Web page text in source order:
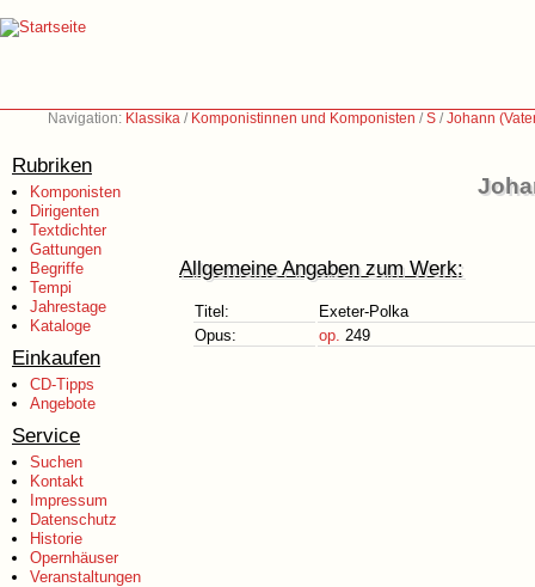
Navigation: Klassika / Komponistinnen und Komponisten /S /Johann
Rubriken
Komponisten
Dirigenten
Textdichter
Gattungen
Begriffe
Tempi
Jahrestage
Kataloge
Einkaufen
CD-Tipps
Angebote
Service
Suchen
Kontakt
Impressum
Datenschutz
Historie
Opernhäuser
Veranstaltungen
Allgemeine Angaben zum Werk:
Titel:
Exeter-Polka
Opus:
op. 249